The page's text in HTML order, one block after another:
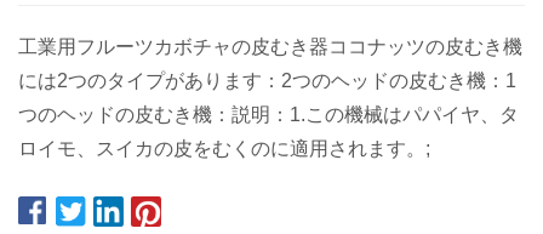
工業用フルーツカボチャの皮むき器ココナッツの皮むき機
には2つのタイプがあります：2つのヘッドの皮むき機：1
つのヘッドの皮むき機：説明：1.この機械はパパイヤ、タ
ロイモ、スイカの皮をむくのに適用されます。;